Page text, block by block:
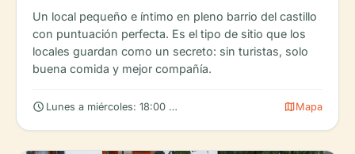
Un local pequeño e íntimo en pleno barrio del castillo
con puntuación perfecta. Es el tipo de sitio que los
locales guardan como un secreto: sin turistas, solo
buena comida y mejor compañía.
schedule Lunes a miércoles: 18:00 – 00:00 (consulte horarios ampliados
mapMapa